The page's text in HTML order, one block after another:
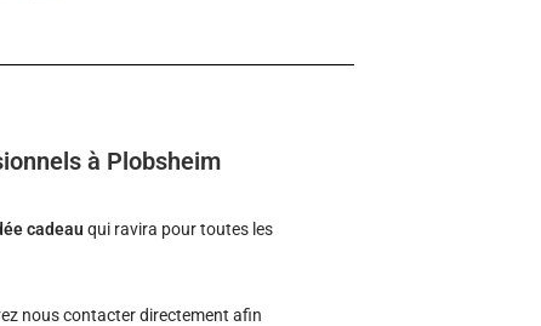
à Plobsheim
cadeau qui ravira pour toutes les
nous contacter directement afin